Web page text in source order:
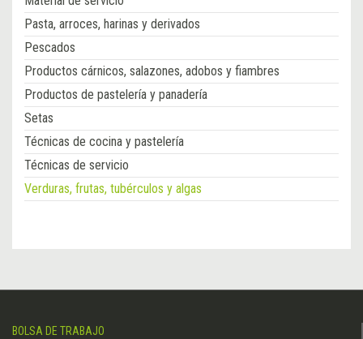
Pasta, arroces, harinas y derivados
Pescados
Productos cárnicos, salazones, adobos y fiambres
Productos de pastelería y panadería
Setas
Técnicas de cocina y pastelería
Técnicas de servicio
Verduras, frutas, tubérculos y algas
BOLSA DE TRABAJO